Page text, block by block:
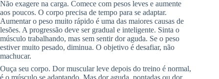
Não exagere na carga. Comece com pesos leves e aumente
aos poucos. O corpo precisa de tempo para se adaptar.
Aumentar o peso muito rápido é uma das maiores causas de
lesões. A progressão deve ser gradual e inteligente. Sinta o
músculo trabalhando, mas sem sentir dor aguda. Se o peso
estiver muito pesado, diminua. O objetivo é desafiar, não
machucar.
Ouça seu corpo. Dor muscular leve depois do treino é normal,
é o músculo se adaptando. Mas dor aguda, pontadas ou dor